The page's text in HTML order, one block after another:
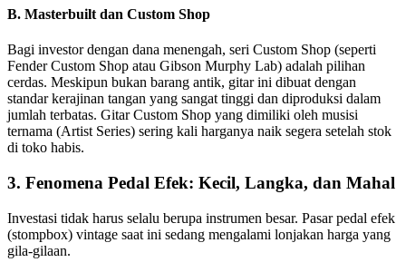
B. Masterbuilt dan Custom Shop
Bagi investor dengan dana menengah, seri Custom Shop (seperti
Fender Custom Shop atau Gibson Murphy Lab) adalah pilihan
cerdas. Meskipun bukan barang antik, gitar ini dibuat dengan
standar kerajinan tangan yang sangat tinggi dan diproduksi dalam
jumlah terbatas. Gitar Custom Shop yang dimiliki oleh musisi
ternama (Artist Series) sering kali harganya naik segera setelah stok
di toko habis.
3. Fenomena Pedal Efek: Kecil, Langka, dan Mahal
Investasi tidak harus selalu berupa instrumen besar. Pasar pedal efek
(stompbox) vintage saat ini sedang mengalami lonjakan harga yang
gila-gilaan.